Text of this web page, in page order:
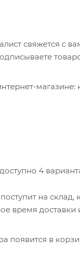
свяжется с
магазине:
4
на
время доставки
в